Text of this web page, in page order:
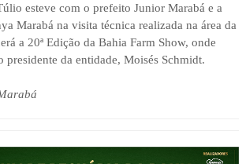
esteve com o prefeito Junior Marabá e a
Marabá na visita técnica realizada na área da
a 20ª Edição da Bahia Farm Show, onde
presidente da entidade, Moisés Schmidt.